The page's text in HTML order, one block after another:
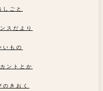
しごと
スだより
いもの
ントとか
のきおく